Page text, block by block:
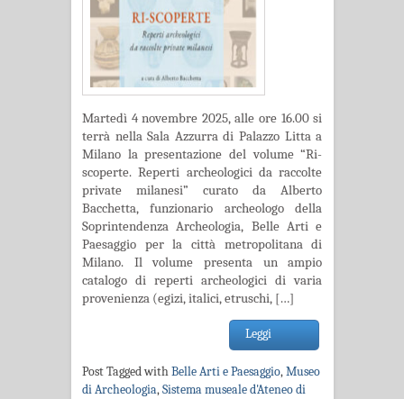
Martedì 4 novembre 2025, alle ore 16.00 si
terrà nella Sala Azzurra di Palazzo Litta a
Milano la presentazione del volume “Ri-
scoperte. Reperti archeologici da raccolte
private milanesi” curato da Alberto
Bacchetta, funzionario archeologo della
Soprintendenza Archeologia, Belle Arti e
Paesaggio per la città metropolitana di
Milano. Il volume presenta un ampio
catalogo di reperti archeologici di varia
provenienza (egizi, italici, etruschi, […]
Leggi
Post Tagged withBelle Arti e Paesaggio,Museo
di Archeologia,Sistema museale d'Ateneo di